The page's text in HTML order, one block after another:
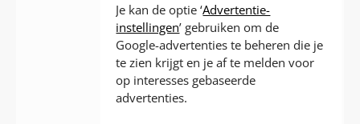
Je kan de optie ‘Advertentie-
instellingen’ gebruiken om de
Google-advertenties te beheren die je
te zien krijgt en je af te melden voor
op interesses gebaseerde
advertenties.